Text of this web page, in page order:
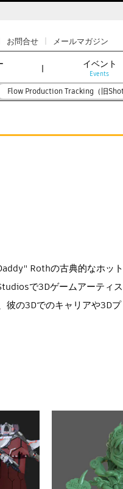
お問合せ | メールマガジン
イベント
Events
Flow Production Tracking（旧
Rothの古典的なホッ
で3Dゲームアーティ
彼の3Dでのキャリアや3D